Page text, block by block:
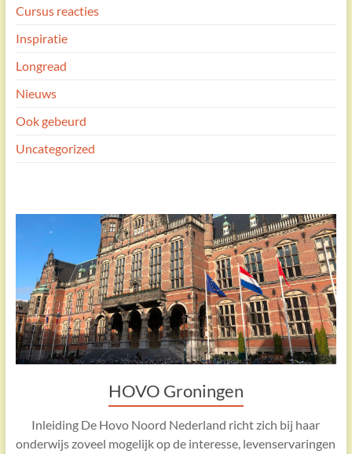
Cursus reacties
Inspiratie
Longread
Nieuws
Ook gebeurd
Uncategorized
HOVO Groningen
Inleiding De Hovo Noord Nederland richt zich bij haar
onderwijs zoveel mogelijk op de interesse, levenservaringen